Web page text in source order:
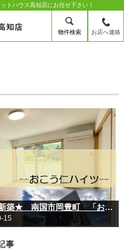
トハウス高知店にお任せ下さい！
物件検索 お店へ連絡
スタッフブログを更新しました！★新築★ 南国市岡豊町 「おこう仁ハイツ」大公開！
15
事